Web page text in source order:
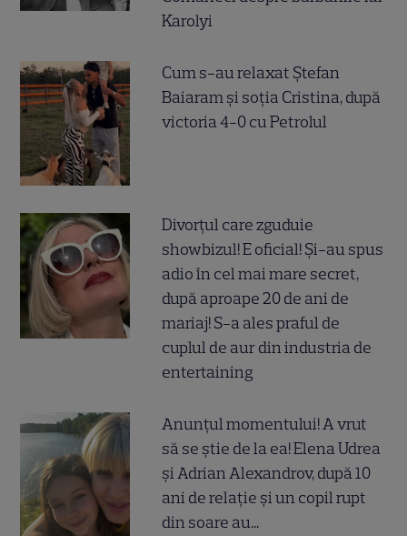
Karolyi
Cum s-au relaxat Ștefan
Baiaram și soția Cristina, după
victoria 4-0 cu Petrolul
Divorțul care zguduie
showbizul! E oficial! Și-au spus
adio în cel mai mare secret,
după aproape 20 de ani de
mariaj! S-a ales praful de
cuplul de aur din industria de
entertaining
Anunțul momentului! A vrut
să se știe de la ea! Elena Udrea
și Adrian Alexandrov, după 10
ani de relație și un copil rupt
din soare au...